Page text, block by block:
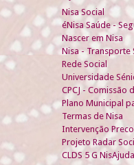
Nisa Social
éNisa Saúde -
Nascer em Nisa
Nisa - Transporte
Rede Social
Universidade
CPCJ - Comissão
Plano Municipal
Termas de Nisa
Intervenção
Projeto Radar
CLDS 5 G